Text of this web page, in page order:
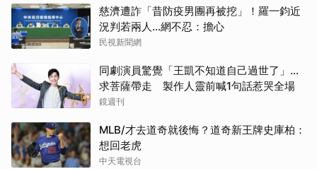
慈濟遭詐「昔防疫男團再被挖」！羅一鈞近
況判若兩人…網不忍：擔心
民視新聞網
同劇演員驚覺「王凱不知道自己過世了」...
求菩薩帶走 製作人靈前喊1句話惹哭全場
鏡週刊
MLB/才去道奇就後悔？道奇新王牌史庫柏：
想回老虎
中天電視台